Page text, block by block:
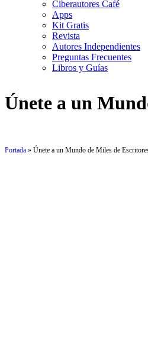
Ciberautores Café
Apps
Kit Gratis
Revista
Autores Independientes
Preguntas Frecuentes
Libros y Guías
Únete a un
Portada » Únete a un Mundo de Miles de